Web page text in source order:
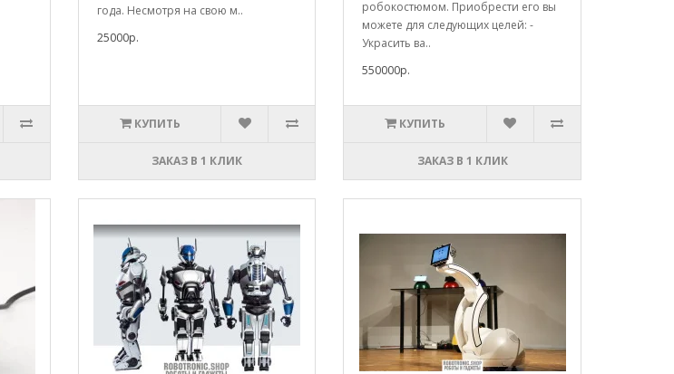
года. Несмотря на свою м..
25000р.
КУПИТЬ
ЗАКАЗ В 1 КЛИК
робокостюмом. Приобрести его вы
можете для следующих целей: -
Украсить ва..
550000р.
КУПИТЬ
ЗАКАЗ В 1 КЛИК